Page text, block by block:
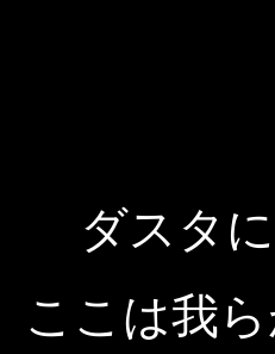
ダスタに
ここは我